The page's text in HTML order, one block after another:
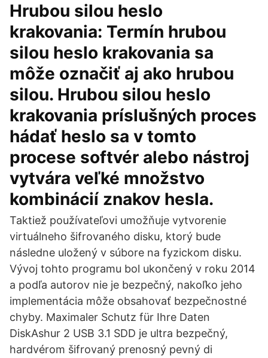
Hrubou silou heslo
krakovania: Termín hrubou
silou heslo krakovania sa
môže označiť aj ako hrubou
silou. Hrubou silou heslo
krakovania príslušných proces
hádať heslo sa v tomto
procese softvér alebo nástroj
vytvára veľké množstvo
kombinácií znakov hesla.
Taktiež používateľovi umožňuje vytvorenie
virtuálneho šifrovaného disku, ktorý bude
následne uložený v súbore na fyzickom disku.
Vývoj tohto programu bol ukončený v roku 2014
a podľa autorov nie je bezpečný, nakoľko jeho
implementácia môže obsahovať bezpečnostné
chyby. Maximaler Schutz für Ihre Daten
DiskAshur 2 USB 3.1 SDD je ultra bezpečný,
hardvérom šifrovaný prenosný pevný di